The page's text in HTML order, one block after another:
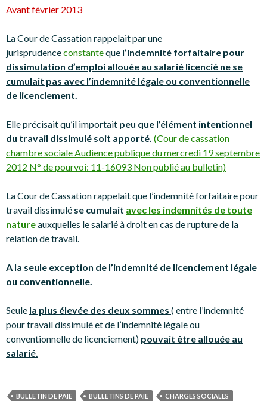
Avant février 2013
La Cour de Cassation rappelait par une
jurisprudenceconstanteque l’indemnité forfaitaire pour
dissimulation d’emploi allouée au salarié licencié ne se
cumulait pas avec l’indemnité légale ou conventionnelle
de licenciement.
Elle précisait qu’il importait peu que l’élément intentionnel
du travail dissimulé soit apporté. (Cour de cassation
chambre sociale Audience publique du mercredi 19 septembre
2012 N° de pourvoi: 11-16093 Non publié au bulletin)
La Cour de Cassation rappelait que l’indemnité forfaitaire pour
travail dissimulé se cumulait avec les indemnités de toute
natureauxquelles le salarié à droit en cas de rupture de la
relation de travail.
A la seule exception de l’indemnité de licenciement légale
ou conventionnelle.
Seule la plus élevée des deux sommes ( entre l’indemnité
pour travail dissimulé et de l’indemnité légale ou
conventionnelle de licenciement) pouvait être allouée au
salarié.
BULLETIN DE PAIE BULLETINS DE PAIE
CHARGES SOCIALES